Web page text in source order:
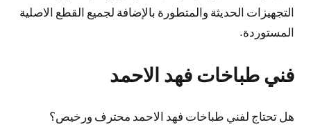
التجهيزات الحديثة والمتطورة بالإضافة لجميع القطع الاصلية
المستوردة.
فني طباخات فهد الاحمد
هل تحتاج لفني طباخات فهد الاحمد محترف ورخيص؟